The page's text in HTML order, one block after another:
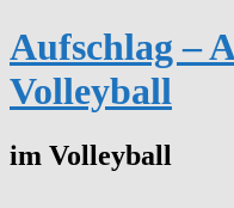
Aufschlag –
Volleyball
im Volleyball